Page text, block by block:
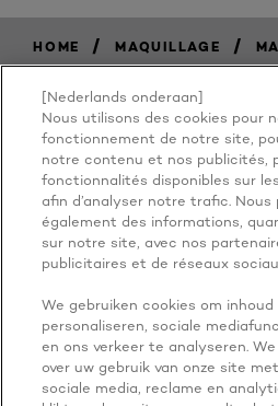
HOME / MAQUILLAGE /
[Nederlands onderaan]
Nous utilisons des cookies pour
fonctionnement de notre site,
notre contenu et nos publicités,
fonctionnalités disponibles sur
afin d’analyser notre trafic. Nous
également des informations,
sur notre site, avec nos
publicitaires et de réseaux
We gebruiken cookies om
personaliseren, sociale
en ons verkeer te analyseren.
over uw gebruik van onze site
sociale media, reclame en